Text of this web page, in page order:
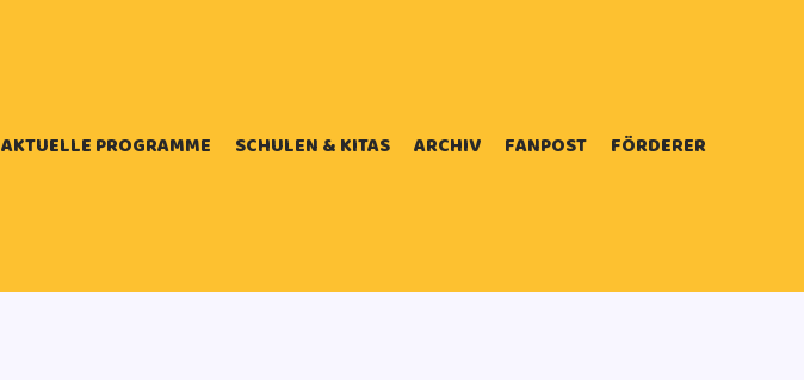
AKTUELLE PROGRAMME SCHULEN & KITAS ARCHIV FANPOST FÖRDERER